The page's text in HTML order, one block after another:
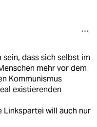
sein, dass sich selbst im
mehr vor dem
Kommunismus
existierenden
Linkspartei will auch nur